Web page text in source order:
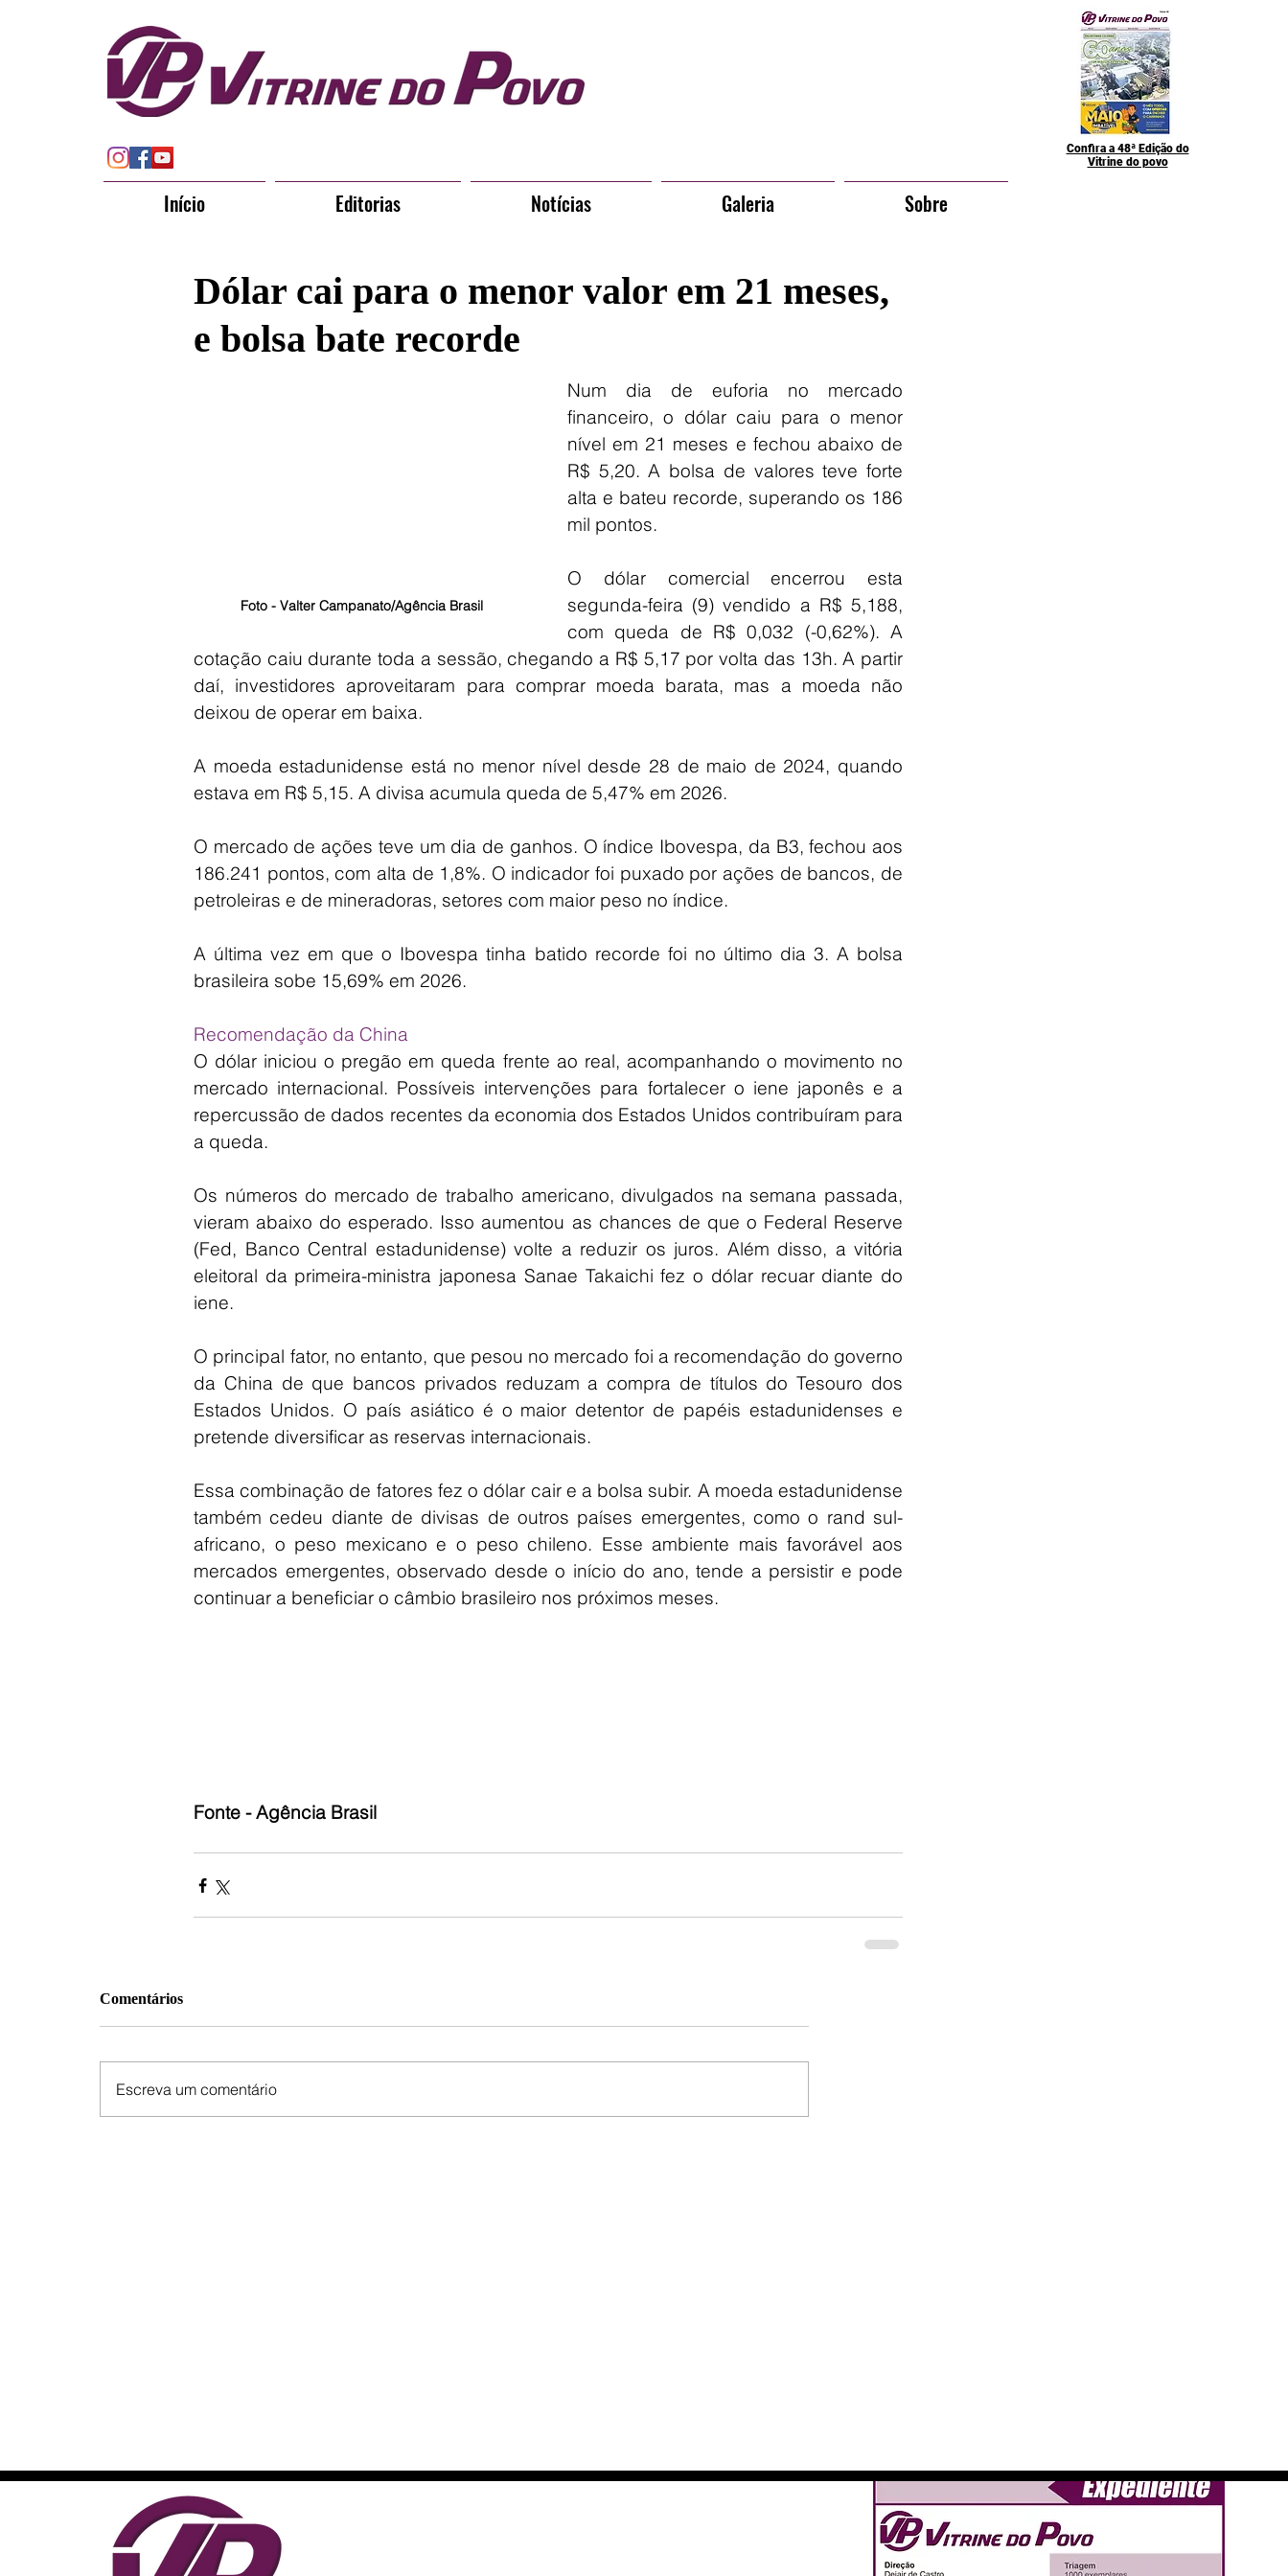
Confira a 48ª Edição do
Vitrine do povo
Dólar cai para o menor valor em 21 meses,
e bolsa bate recorde
Foto - Valter Campanato/Agência Brasil
Num dia de euforia no mercado
financeiro, o dólar caiu para o menor
nível em 21 meses e fechou abaixo de
R$ 5,20. A bolsa de valores teve forte
alta e bateu recorde, superando os 186
mil pontos.
O dólar comercial encerrou esta
segunda-feira (9) vendido a R$ 5,188,
com queda de R$ 0,032 (-0,62%). A
cotação caiu durante toda a sessão, chegando a R$ 5,17 por volta das 13h. A partir
daí, investidores aproveitaram para comprar moeda barata, mas a moeda não
deixou de operar em baixa.
A moeda estadunidense está no menor nível desde 28 de maio de 2024, quando
estava em R$ 5,15. A divisa acumula queda de 5,47% em 2026.
O mercado de ações teve um dia de ganhos. O índice Ibovespa, da B3, fechou aos
186.241 pontos, com alta de 1,8%. O indicador foi puxado por ações de bancos, de
petroleiras e de mineradoras, setores com maior peso no índice.
A última vez em que o Ibovespa tinha batido recorde foi no último dia 3. A bolsa
brasileira sobe 15,69% em 2026.
Recomendação da China
O dólar iniciou o pregão em queda frente ao real, acompanhando o movimento no
mercado internacional. Possíveis intervenções para fortalecer o iene japonês e a
repercussão de dados recentes da economia dos Estados Unidos contribuíram para
a queda.
Os números do mercado de trabalho americano, divulgados na semana passada,
vieram abaixo do esperado. Isso aumentou as chances de que o Federal Reserve
(Fed, Banco Central estadunidense) volte a reduzir os juros. Além disso, a vitória
eleitoral da primeira-ministra japonesa Sanae Takaichi fez o dólar recuar diante do
iene.
O principal fator, no entanto, que pesou no mercado foi a recomendação do governo
da China de que bancos privados reduzam a compra de títulos do Tesouro dos
Estados Unidos. O país asiático é o maior detentor de papéis estadunidenses e
pretende diversificar as reservas internacionais.
Essa combinação de fatores fez o dólar cair e a bolsa subir. A moeda estadunidense
também cedeu diante de divisas de outros países emergentes, como o rand sul-
africano, o peso mexicano e o peso chileno. Esse ambiente mais favorável aos
mercados emergentes, observado desde o início do ano, tende a persistir e pode
continuar a beneficiar o câmbio brasileiro nos próximos meses.
Fonte - Agência Brasil
Comentários
Escreva um comentário
Início Editorias Notícias Galeria Sobre